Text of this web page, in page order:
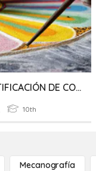
IDENTIFICACIÓN DE CODIFICACIÓN DEL ARTE
10th
Mecanografía